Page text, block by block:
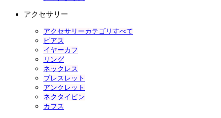
アクセサリー
アクセサリーカテゴリすべて
ピアス
イヤーカフ
リング
ネックレス
ブレスレット
アンクレット
ネクタイピン
カフス